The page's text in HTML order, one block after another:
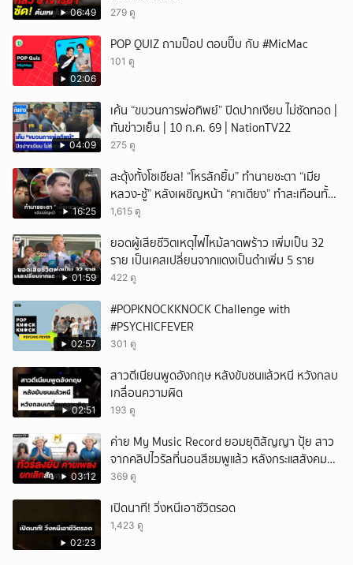
06:49 279 ดู
02:06
POP QUIZ ถามป็อป ตอบปั๊บ กับ #MicMac
101 ดู
04:09
เค้น “ขบวนการพ่อทิพย์” ปิดปากเงียบ ไม่ซัดทอด |
ทันข่าวเย็น | 10 ก.ค. 69 | NationTV22
275 ดู
16:25
สะดุ้งทั้งโซเชียล! “โหรลักยิ้ม” ทำนายชะตา “เมีย
หลวง-ชู้” หลังเผชิญหน้า “คาเตียง” ทำสะเทือนทั้ง
ประเทศ
1,615 ดู
01:59
ยอดผู้เสียชีวิตเหตุไฟไหม้ลาดพร้าว เพิ่มเป็น 32
ราย เป็นเคสเปลี่ยนจากแดงเป็นดำเพิ่ม 5 ราย
422 ดู
02:57
#POPKNOCKKNOCK Challenge with
#PSYCHICFEVER
301 ดู
02:51
สาวตีเนียนพูดอังกฤษ หลังขับชนแล้วหนี หวังกลบ
เกลื่อนความผิด
193 ดู
03:12
ค่าย My Music Record ยอมยุติสัญญา ปุ้ย สาว
จากคลิปไวรัลที่นอนสีชมพูแล้ว หลังกระแสสังคม
และคนในวงการวิจารณ์เรื่องความเหมาะสม
369 ดู
02:23
เปิดนาที! วิ่งหนีเอาชีวิตรอด
1,423 ดู